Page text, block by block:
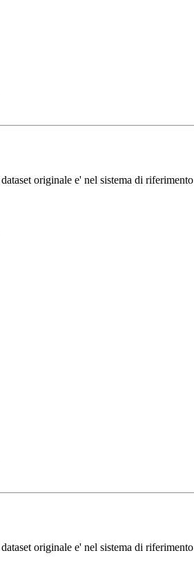
originale e' nel sistema di riferimento
originale e' nel sistema di riferimento